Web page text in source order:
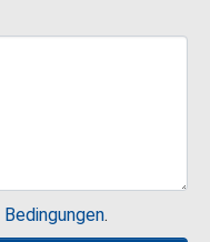
Bedingungen.